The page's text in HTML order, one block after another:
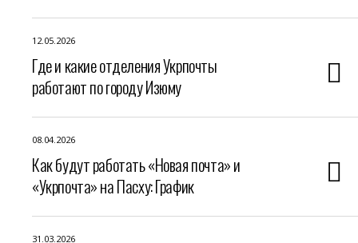
12.05.2026
Где и какие отделения Укрпочты
работают по городу Изюму
08.04.2026
Как будут работать «Новая почта» и
«Укрпочта» на Пасху: График
31.03.2026